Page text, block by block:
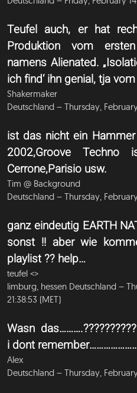
Teufel auch, er hat
Produktion vom
namens Alienated.
ich find‘ ihn genial, tja
Shakermaker
Deutschland – Thursday,
ist das nicht ein
2002,Groove
Cerrone,Parisio usw.
Tim @ Background
Deutschland – Thursday,
ganz eindeutig EARTH
sonst !! aber wie
playlist ?? help…
teufel <>
limburg, hessen Deutschland –
21:38:53 (MET)
Wasn
i dont
Alex
Deutschland – Thursday,